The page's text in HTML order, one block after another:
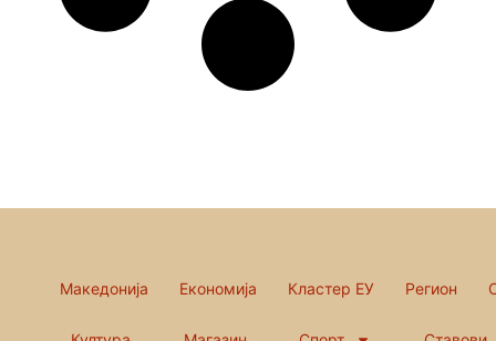
Македонија Економија Кластер ЕУ Регион